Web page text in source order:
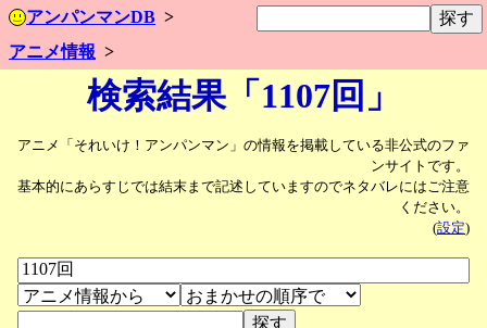
アンパンマンDB
アニメ情報
検索結果「1107回」
アニメ「それいけ！アンパンマン」の情報を掲載している非公式のファ
ンサイトです。
基本的にあらすじでは結末まで記述していますのでネタバレにはご注意
ください。
(設定)